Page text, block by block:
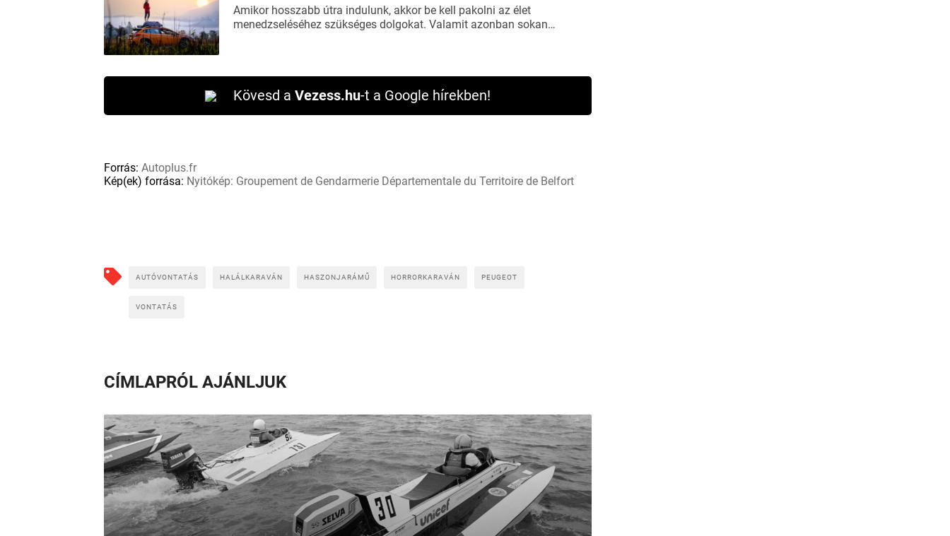
Amikor hosszabb útra indulunk, akkor be kell pakolni az élet
menedzseléséhez szükséges dolgokat. Valamit azonban sokan…
Kövesd a Vezess.hu-t a Google hírekben!
Forrás: Autoplus.fr
Kép(ek) forrása: Nyitókép: Groupement de Gendarmerie Départementale du Territoire de Belfort
AUTÓVONTATÁS HALÁLKARAVÁN HASZONJARÁMŰ HORRORKARAVÁN PEUGEOT
VONTATÁS
CÍMLAPRÓL AJÁNLJUK